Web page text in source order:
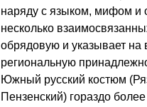
наряду с языком, мифом и
несколько
обрядовую и указывает на
региональную
Южный русский костюм
Пензенский) гораздо